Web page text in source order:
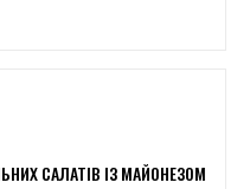
САЛАТІВ ІЗ МАЙОНЕЗОМ